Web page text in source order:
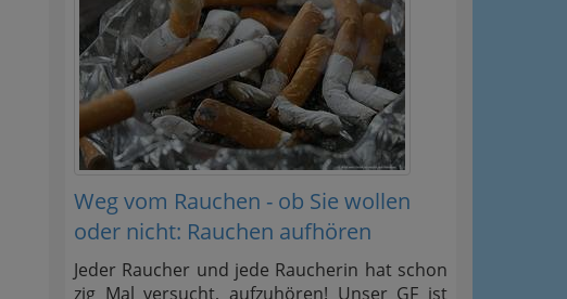
Weg vom Rauchen - ob Sie wollen
oder nicht: Rauchen aufhören
Jeder Raucher und jede Raucherin hat schon
zig Mal versucht, aufzuhören! Unser GF ist